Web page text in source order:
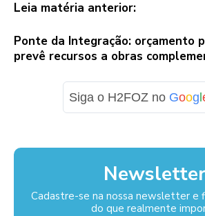
Leia matéria anterior:
Ponte da Integração: orçamento
prevê recursos a obras
Siga o H2FOZ no Goog
Newsletter
Cadastre-se na nossa newsletter e
do que realmente